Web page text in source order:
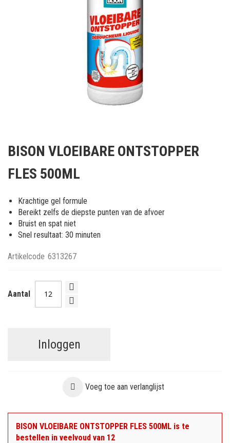
het
van
afbeeldingen-
gallerij
BISON VLOEIBARE ONTSTOPPER
FLES 500ML
Krachtige gel formule
Bereikt zelfs de diepste punten van de afvoer
Bruist en spat niet
Snel resultaat: 30 minuten
Artikelcode 6313267
Aantal
Inloggen
Voeg toe aan verlanglijst
BISON VLOEIBARE ONTSTOPPER FLES 500ML is te
bestellen in veelvoud van 12